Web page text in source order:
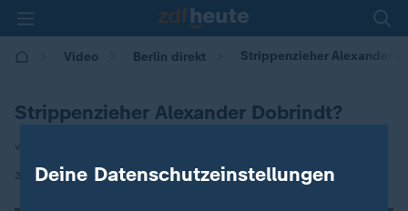
Video Berlin direkt Strippenzieher Alexander
Strippenzieher Alexander Dobrindt?
von Mathis Feldhoff
31.05.2026 | 19:10
Deine Datenschutzeinstellungen